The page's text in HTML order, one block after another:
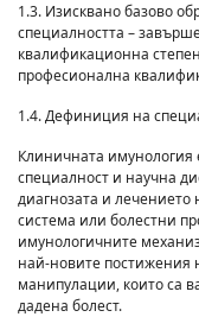
1.3. Изисквано базово
специалността –
квалификационна
професионална
1.4. Дефиниция на
Клиничната
специалност и научна
диагнозата и
система или болестни
имунологичните
най-новите постижения
манипулации, които са
дадена болест.